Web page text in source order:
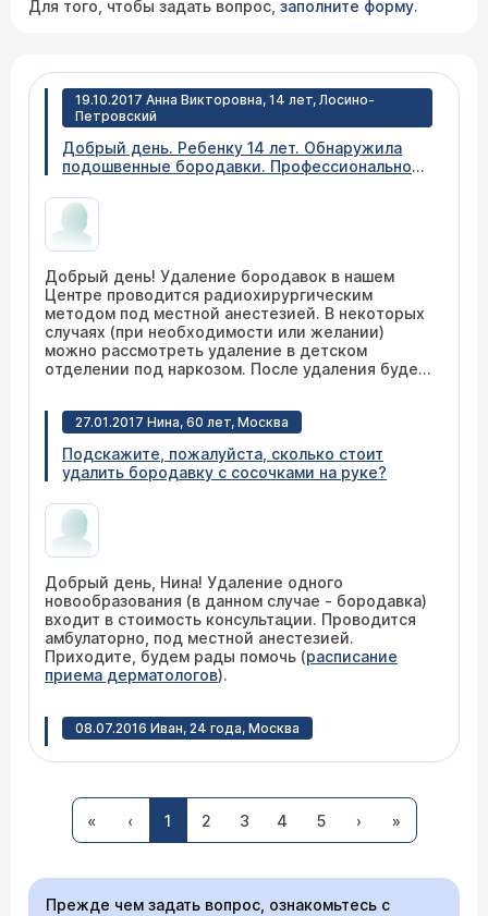
Для того, чтобы задать вопрос, заполните форму.
19.10.2017 Анна Викторовна, 14 лет, Лосино-
Петровский
Добрый день. Ребенку 14 лет. Обнаружила
подошвенные бородавки. Профессионально
вашей клинике удаление лазером
(нетравматично)?
Добрый день! Удаление бородавок в нашем
Центре проводится радиохирургическим
методом под местной анестезией. В некоторых
случаях (при необходимости или желании)
можно рассмотреть удаление в детском
отделении под наркозом. После удаления будет
Приходите на консультацию к дерматологу
расписание приема).
27.01.2017 Нина, 60 лет, Москва
Подскажите, пожалуйста, сколько стоит
удалить бородавку с сосочками на руке?
Добрый день, Нина! Удаление одного
новообразования (в данном случае - бородавка)
входит в стоимость консультации. Проводится
амбулаторно, под местной анестезией.
Приходите, будем рады помочь (расписание
приема дерматологов).
08.07.2016 Иван, 24 года, Москва
Доброго дня. Появилась подошвенная
Сургитроном. В течении полугода - рецидив.
Операцию повторили с ней-же, все стало
заживать, но теперь на месте бородавки -
сильные болевые ощущения. Снова
рубец. Что случается довольно часто.
« ‹ 1 2 3 4 5 › »
Прежде чем задать вопрос, ознакомьтесь с